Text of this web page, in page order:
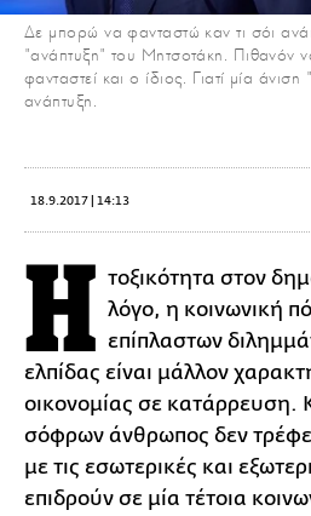
Δε μπορώ να φανταστώ καν τι σόι
"ανάπτυξη" του Μητσοτάκη. Πιθανόν
φανταστεί και ο ίδιος. Γιατί μία άνιση
ανάπτυξη.
18.9.2017 | 14:13
Η τοξικότητα στον
λόγο, η κοινωνική
επίπλαστων
ελπίδας είναι μάλλον
οικονομίας σε κατάρρευση.
σόφρων άνθρωπος δεν
με τις εσωτερικές και
επιδρούν σε μία τέτοια